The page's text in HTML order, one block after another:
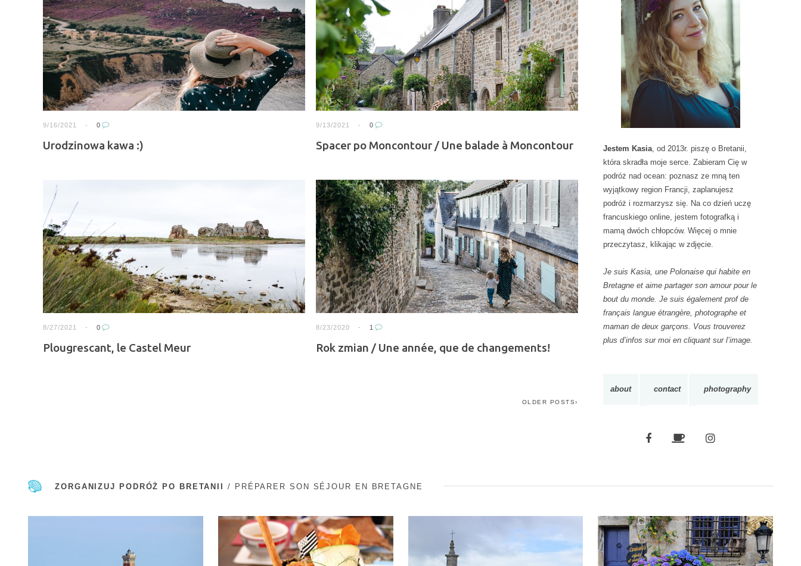
p
i
s
y
9/16/2021 0
Urodzinowa kawa :)
9/13/2021 0
Spacer po Moncontour / Une balade à Moncontour
8/27/2021 0
Plougrescant, le Castel Meur
8/23/2020 1
Rok zmian / Une année, que de changements!
OLDER POSTS›
O
R
M
A
J
E
D
O
D
T
E
Jestem Kasia, od 2013r. piszę o Bretanii,
która skradła moje serce. Zabieram Cię w
podróż nad ocean: poznasz ze mną ten
wyjątkowy region Francji, zaplanujesz
podróż i rozmarzysz się. Na co dzień uczę
francuskiego online, jestem fotografką i
mamą dwóch chłopców. Więcej o mnie
przeczytasz, klikając w zdjęcie.
Je suis Kasia, une Polonaise qui habite en
Bretagne et aime partager son amour pour le
bout du monde. Je suis également prof de
français langue étrangère, photographe et
maman de deux garçons. Vous trouverez
plus d’infos sur moi en cliquant sur l’image.
about contact photography
ZORGANIZUJ PODRÓŻ PO BRETANII / PRÉPARER SON SÉJOUR EN BRETAGNE